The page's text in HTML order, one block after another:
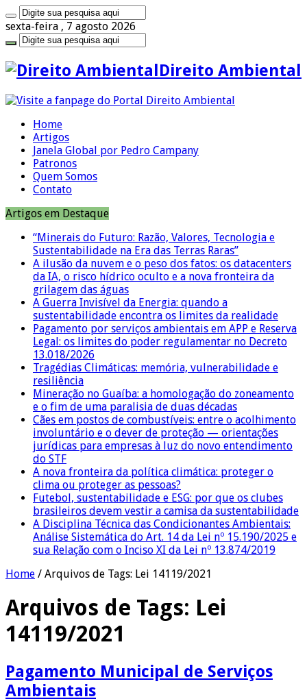
sexta-feira , 7 agosto 2026
Direito Ambiental
Home
Artigos
Janela Global por Pedro Campany
Patronos
Quem Somos
Contato
Artigos em Destaque
“Minerais do Futuro: Razão, Valores, Tecnologia e
Sustentabilidade na Era das Terras Raras”
A ilusão da nuvem e o peso dos fatos: os datacenters
da IA, o risco hídrico oculto e a nova fronteira da
grilagem das águas
A Guerra Invisível da Energia: quando a
sustentabilidade encontra os limites da realidade
Pagamento por serviços ambientais em APP e Reserva
Legal: os limites do poder regulamentar no Decreto
13.018/2026
Tragédias Climáticas: memória, vulnerabilidade e
resiliência
Mineração no Guaíba: a homologação do zoneamento
e o fim de uma paralisia de duas décadas
Cães em postos de combustíveis: entre o acolhimento
involuntário e o dever de proteção — orientações
jurídicas para empresas à luz do novo entendimento
do STF
A nova fronteira da política climática: proteger o
clima ou proteger as pessoas?
Futebol, sustentabilidade e ESG: por que os clubes
brasileiros devem vestir a camisa da sustentabilidade
A Disciplina Técnica das Condicionantes Ambientais:
Análise Sistemática do Art. 14 da Lei nº 15.190/2025 e
sua Relação com o Inciso XI da Lei nº 13.874/2019
Home / Arquivos de Tags: Lei 14119/2021
Arquivos de Tags: Lei
14119/2021
Pagamento Municipal de Serviços
Ambientais